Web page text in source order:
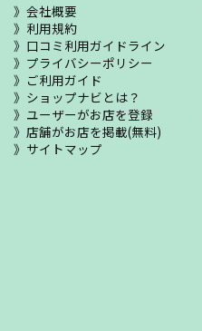
会社概要
利用規約
口コミ利用ガイドライン
プライバシーポリシー
ご利用ガイド
ショップナビとは？
ユーザーがお店を登録
店舗がお店を掲載(無料)
サイトマップ